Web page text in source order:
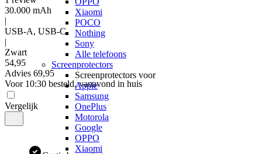
Xiaomi
POCO
Nothing
Sony
Alle telefoons
Screenprotectors
Screenprotectors voor
Apple
Samsung
OnePlus
Motorola
Google
OPPO
Xiaomi
30.000 mAh
|
USB-A, USB-C
|
Zwart
54,95
Advies 69,95
Voor 10:30 besteld, vanavond in huis
Vergelijk